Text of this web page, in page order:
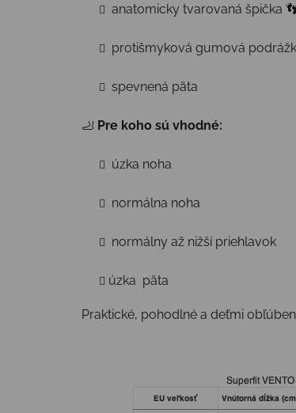
anatomicky tvarovaná špička
protišmyková gumová
spevnená päta
🦶 Pre koho sú vhodné:
úzka noha
normálna noha
normálny až nižší priehlavok
úzka päta
Praktické, pohodlné a deťmi